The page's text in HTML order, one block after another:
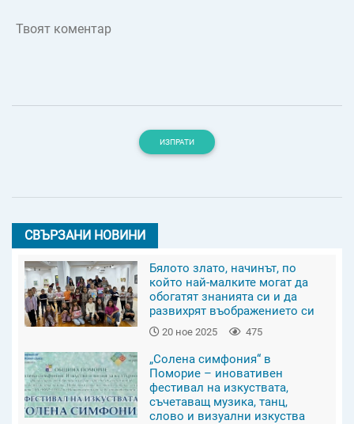
Твоят коментар
ИЗПРАТИ
СВЪРЗАНИ НОВИНИ
Бялото злато, начинът, по
който най-малките могат да
обогатят знанията си и да
развихрят въображението си
20 ное 2025 475
„Солена симфония“ в
Поморие – иновативен
фестивал на изкуствата,
съчетаващ музика, танц,
слово и визуални изкуства